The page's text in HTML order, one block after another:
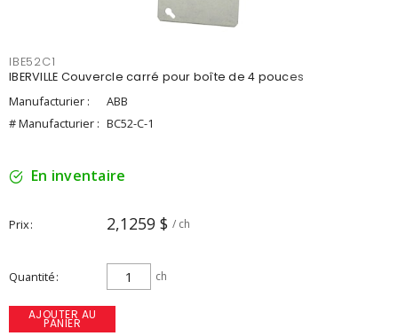
IBE52C1
IBERVILLE Couvercle carré pour boîte de 4 pouces
Manufacturier :
ABB
# Manufacturier : BC52-C-1
En inventaire
Prix 2,1259 $ / ch
Quantité ch
AJOUTER AU
PANIER